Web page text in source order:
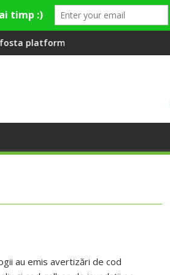
într-un nou centru cultural și
au emis avertizări de cod